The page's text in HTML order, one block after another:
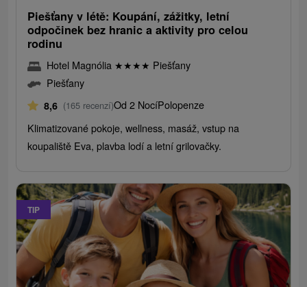
Piešťany v létě: Koupání, zážitky, letní
odpočinek bez hranic a aktivity pro celou
rodinu
Hotel Magnólia ★★★★ Piešťany
Piešťany
8,6 (165 recenzí)Od 2 NocíPolopenze
Klimatizované pokoje, wellness, masáž, vstup na
koupaliště Eva, plavba lodí a letní grilovačky.
TIP